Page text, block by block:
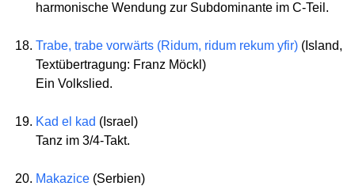
harmonische Wendung zur Subdominante im C-Teil.
Trabe, trabe vorwärts (Ridum, ridum rekum yfir) (Island,
Textübertragung: Franz Möckl)
Ein Volkslied.
Kad el kad (Israel)
Tanz im 3/4-Takt.
Makazice (Serbien)